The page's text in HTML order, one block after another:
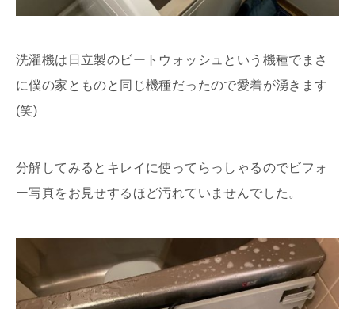
洗濯機は日立製のビートウォッシュという機種でまさ
に僕の家とものと同じ機種だったので愛着が湧きます
(笑)
分解してみるとキレイに使ってらっしゃるのでビフォ
ー写真をお見せするほど汚れていませんでした。